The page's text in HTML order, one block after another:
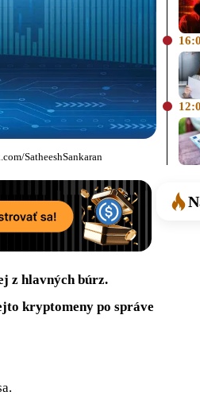
SatheeshSankaran
z hlavných búrz.
kryptomeny po správe